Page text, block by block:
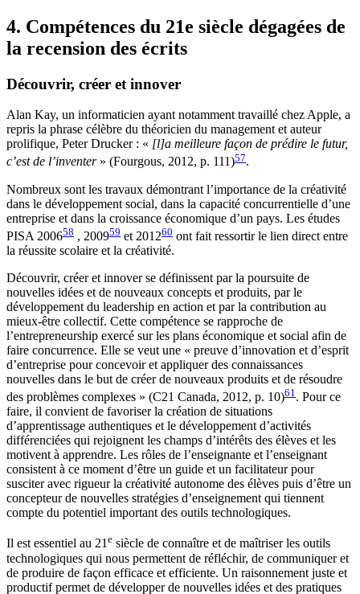
4. Compétences du 21e siècle dégagées de
la recension des écrits
Découvrir, créer et innover
Alan Kay, un informaticien ayant notamment travaillé chez Apple, a
repris la phrase célèbre du théoricien du management et auteur
prolifique, Peter Drucker : « [l]a meilleure façon de prédire le futur,
c’est de l’inventer» (Fourgous, 2012, p. 111)57.
Nombreux sont les travaux démontrant l’importance de la créativité
dans le développement social, dans la capacité concurrentielle d’une
entreprise et dans la croissance économique d’un pays. Les études
PISA 200658 , 200959 et 201260 ont fait ressortir le lien direct entre
la réussite scolaire et la créativité.
Découvrir, créer et innover se définissent par la poursuite de
nouvelles idées et de nouveaux concepts et produits, par le
développement du leadership en action et par la contribution au
mieux-être collectif. Cette compétence se rapproche de
l’entrepreneurship exercé sur les plans économique et social afin de
faire concurrence. Elle se veut une « preuve d’innovation et d’esprit
d’entreprise pour concevoir et appliquer des connaissances
nouvelles dans le but de créer de nouveaux produits et de résoudre
des problèmes complexes » (C21 Canada, 2012, p. 10)61. Pour ce
faire, il convient de favoriser la création de situations
d’apprentissage authentiques et le développement d’activités
différenciées qui rejoignent les champs d’intérêts des élèves et les
motivent à apprendre. Les rôles de l’enseignante et l’enseignant
consistent à ce moment d’être un guide et un facilitateur pour
susciter avec rigueur la créativité autonome des élèves puis d’être un
concepteur de nouvelles stratégies d’enseignement qui tiennent
compte du potentiel important des outils technologiques.
Il est essentiel au 21e siècle de connaître et de maîtriser les outils
technologiques qui nous permettent de réfléchir, de communiquer et
de produire de façon efficace et efficiente. Un raisonnement juste et
productif permet de développer de nouvelles idées et des pratiques